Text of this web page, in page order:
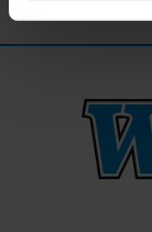
intrekken in de
en om ons
informatie over
partners voor
partners